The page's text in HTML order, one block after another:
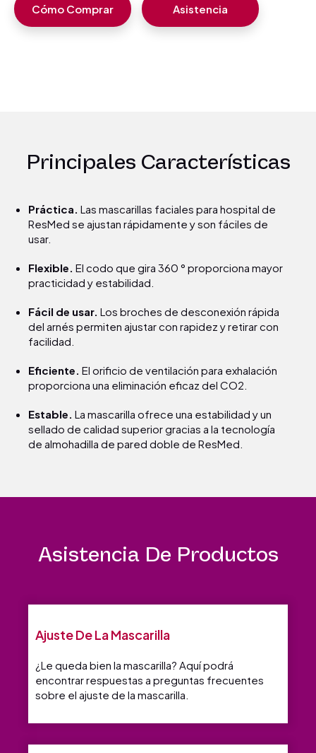
Cómo Comprar Asistencia
Principales Características
Práctica. Las mascarillas faciales para hospital de
ResMed se ajustan rápidamente y son fáciles de
usar.
Flexible. El codo que gira 360 ° proporciona mayor
practicidad y estabilidad.
Fácil de usar. Los broches de desconexión rápida
del arnés permiten ajustar con rapidez y retirar con
facilidad.
Eficiente. El orificio de ventilación para exhalación
proporciona una eliminación eficaz del CO2.
Estable. La mascarilla ofrece una estabilidad y un
sellado de calidad superior gracias a la tecnología
de almohadilla de pared doble de ResMed.
Asistencia De Productos
Ajuste De La Mascarilla
¿Le queda bien la mascarilla? Aquí podrá
encontrar respuestas a preguntas frecuentes
sobre el ajuste de la mascarilla.